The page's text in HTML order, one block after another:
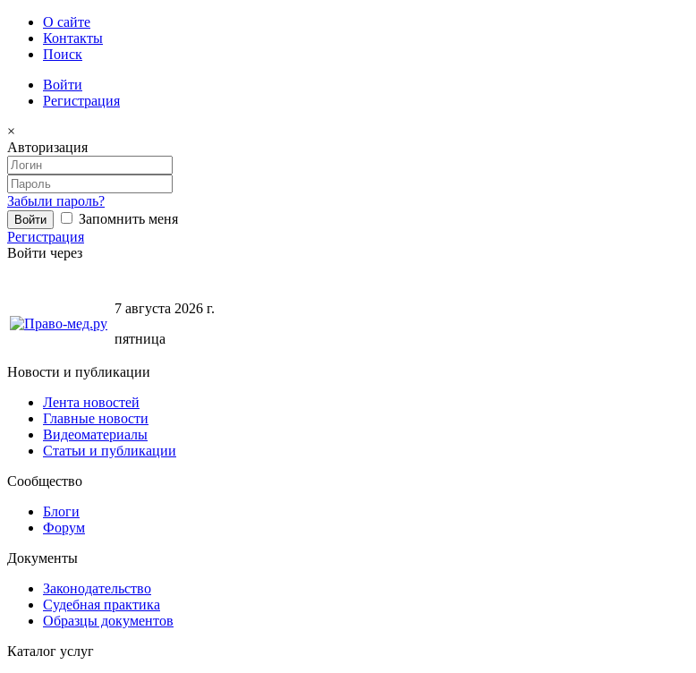
О сайте
Контакты
Поиск
Войти
Регистрация
×
Авторизация
Забыли пароль?
Запомнить меня
Регистрация
Войти через
7 августа 2026 г.
пятница
Новости и публикации
Лента новостей
Главные новости
Видеоматериалы
Статьи и публикации
Сообщество
Блоги
Форум
Документы
Законодательство
Судебная практика
Образцы документов
Каталог услуг